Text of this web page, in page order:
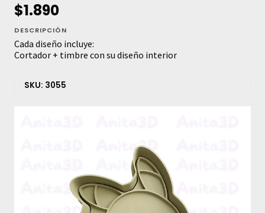
$1.890
DESCRIPCIÓN
Cada diseño incluye:
Cortador + timbre con su diseño interior
SKU: 3055